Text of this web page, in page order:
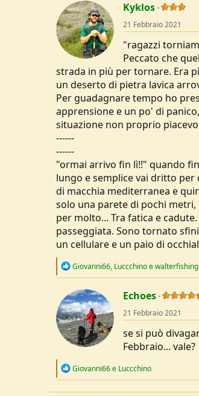
c
t
i
o
n
s
Kyklos
21 Febbraio 2021
"ragazzi
Peccato che
strada in più per tornare. Era
un deserto di pietra lavica
Per guadagnare tempo ho
apprensione e un po' di
situazione non proprio
------
------
"ormai arrivo fin lì!!" quando
lungo e semplice vai dritto per
di macchia mediterranea e
solo una parete di pochi
per molto... Tra fatica e
passeggiata. Sono tornato
un cellulare e un paio di
R
c
t
i
o
n
s
Giovanni66, Luccchinoewalterfishing
Echoes
21 Febbraio 2021
se si può
Febbraio... vale?
R
Giovanni66e Luccchino